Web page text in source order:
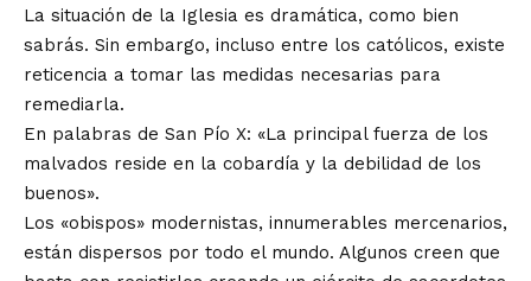
La situación de la Iglesia es dramática, como bien
sabrás. Sin embargo, incluso entre los católicos, existe
reticencia a tomar las medidas necesarias para
remediarla.
En palabras de San Pío X: «La principal fuerza de los
malvados reside en la cobardía y la debilidad de los
buenos».
Los «obispos» modernistas, innumerables mercenarios,
están dispersos por todo el mundo. Algunos creen que